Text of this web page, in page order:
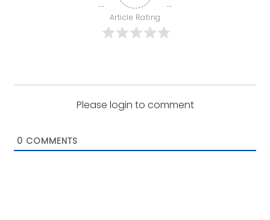
Article Rating
Please login to comment
0 COMMENTS